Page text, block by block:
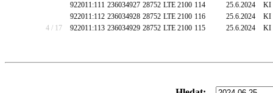
922011:111 236034927 28752 LTE 2100 114 25.6.2024
KI
922011:112 236034928 28752 LTE 2100 116 25.6.2024
KI
4 / 17
922011:113 236034929 28752 LTE 2100 115 25.6.2024 KI